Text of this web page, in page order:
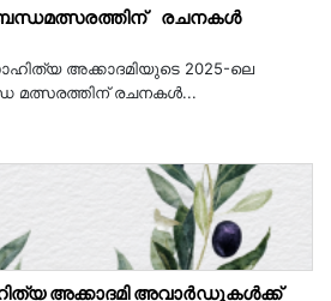
രചനകൾ
2025-ലെ
രചനകൾ...
അക്കാദമി അവാർഡുകൾക്ക്